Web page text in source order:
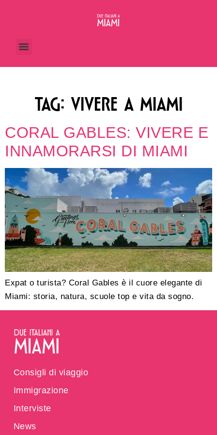
TAG: VIVERE A MIAMI
CORAL GABLES: VIVERE E
INNAMORARSI DI MIAMI
Expat o turista? Coral Gables è il cuore elegante di
Miami: storia, natura, scuole top e vita da sogno.
Consigli di viaggio
Immigrazione
Interviste
News